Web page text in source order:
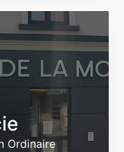
Ordinaire